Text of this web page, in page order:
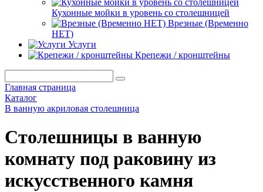
Кухонные мойки в уровень со столешницей
Врезные (Временно
НЕТ)
Услуги
Крепежи / кронштейны
Главная страница
Каталог
В ванную акриловая столешница
Столешницы в ванную
комнату под раковину из
искусственного камня